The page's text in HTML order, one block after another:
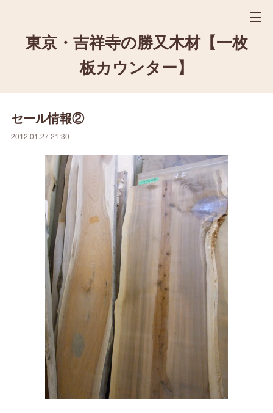
東京・吉祥寺の勝又木材【一枚
板カウンター】
セール情報②
2012.01.27 21:30